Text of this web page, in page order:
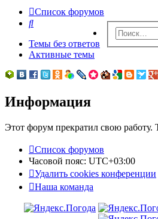
Список форумов
Поиск
Темы без ответов
Активные темы
Информация
Этот форум прекратил свою работу.
Список форумов
Часовой пояс: UTC+03:00
Удалить cookies конференции
Наша команда